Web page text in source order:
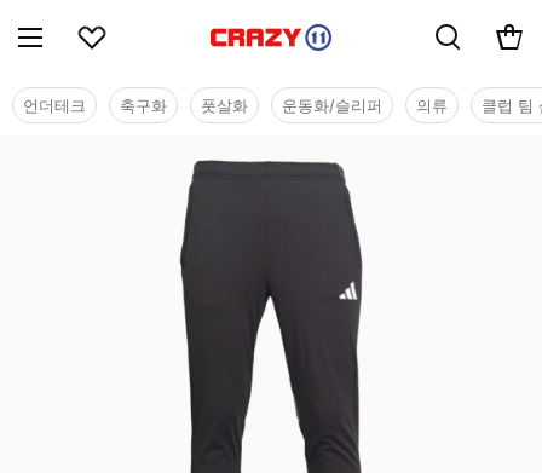
언더테크 축구화 풋살화 운동화/슬리퍼 의류 클럽 팀